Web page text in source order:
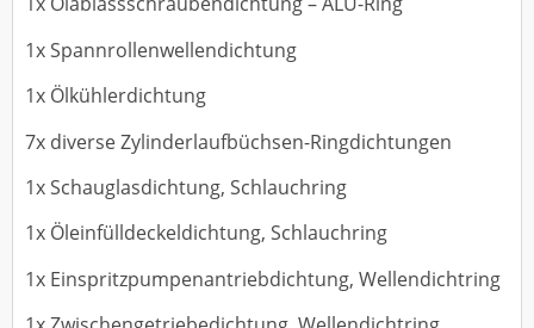
1x Spannrollenwellendichtung
1x Ölkühlerdichtung
7x diverse Zylinderlaufbüchsen-Ringdichtungen
1x Schauglasdichtung, Schlauchring
1x Öleinfülldeckeldichtung, Schlauchring
1x Einspritzpumpenantriebdichtung, Wellendichtring